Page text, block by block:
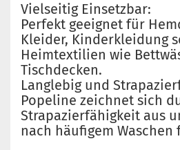
Vielseitig Einsetzbar:
Perfekt geeignet für
Kleider, Kinderkleidung
Heimtextilien wie
Tischdecken.
Langlebig und
Popeline zeichnet sich
Strapazierfähigkeit aus
nach häufigem